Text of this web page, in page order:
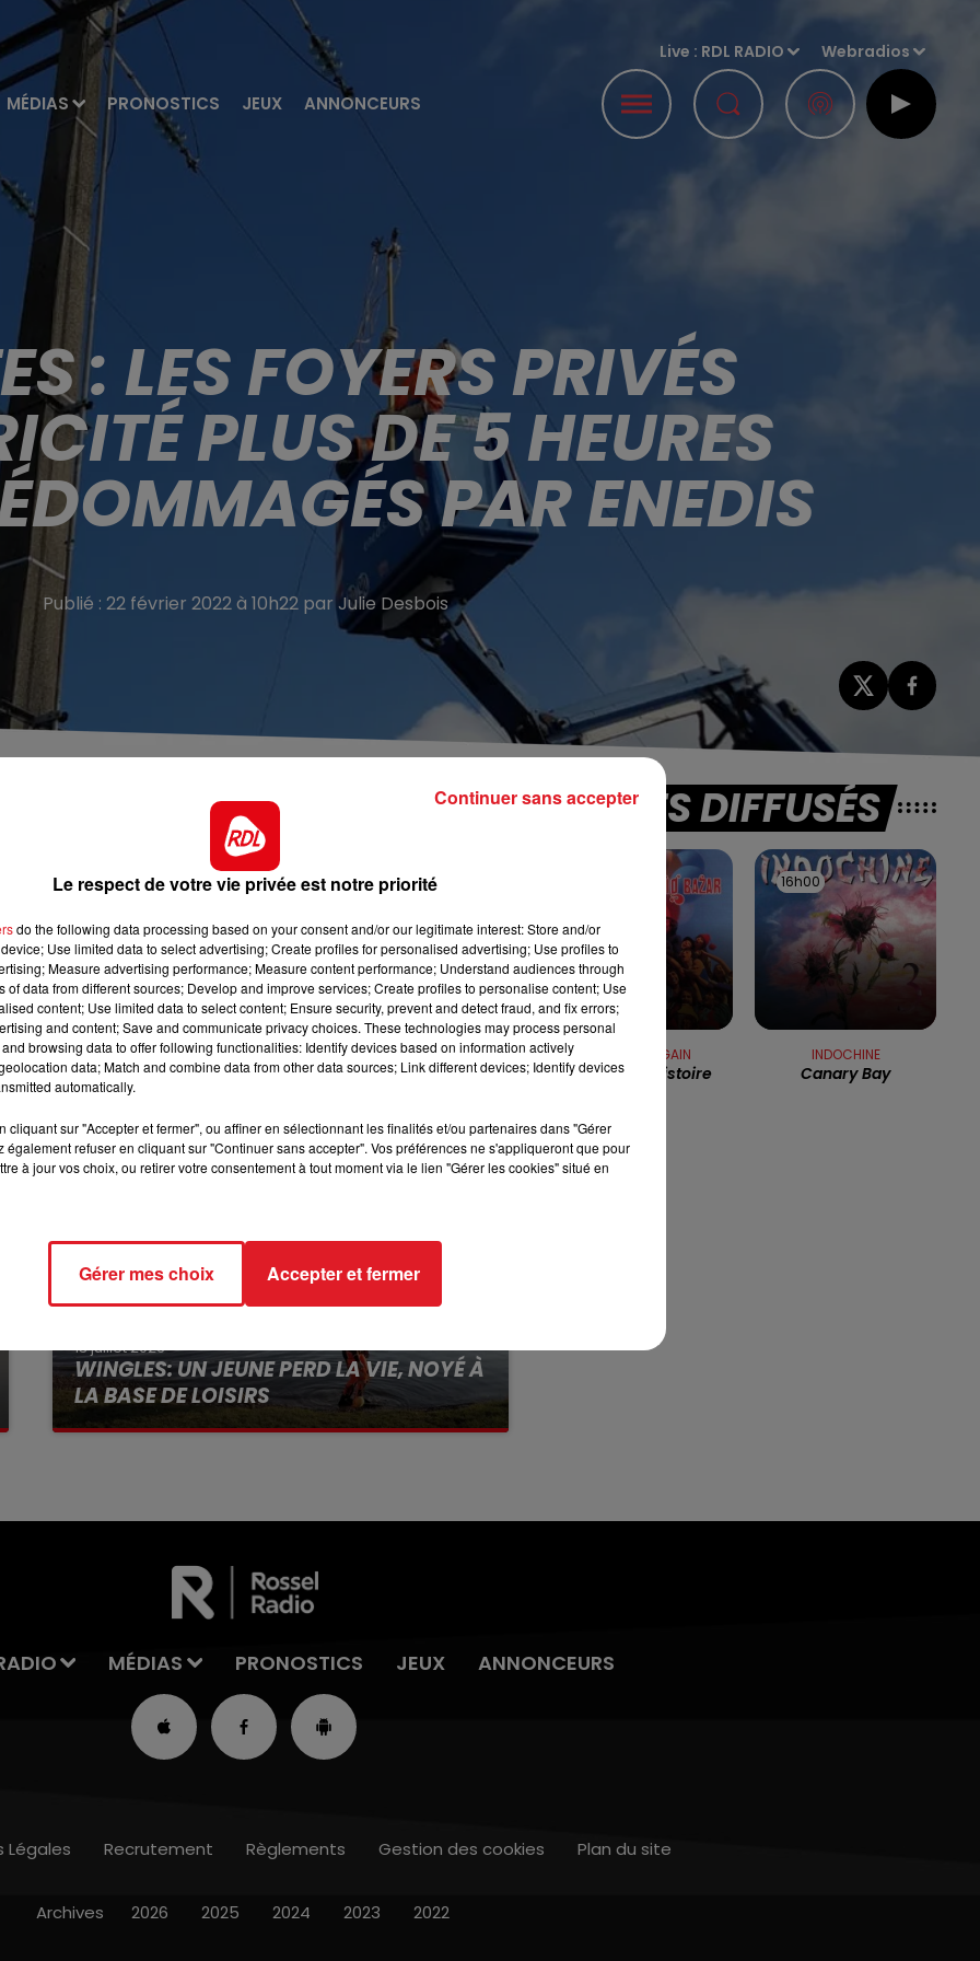
MÉDIAS PRONOSTICS JEUX ANNONCEURS
Live : RDL RADIO Webradios
10h00 - 12h00
RDL WEEKEND
7h00 - 10h00
RDL WEEK-END
: LES FOYERS PRIVÉS
PLUS DE 5 HEURES
PAR ENEDIS
Publié : 22 février 2022 à 10h22 par Julie Desbois
de courant dans les Hauts-de-France après le
être réalimentés ce lundi soir d’après Enedis. 16.000
170.000 habitations ont subi des coupures d’électricité
Eunice vendredi.
supérieure à 5h seront remboursés. Une somme
d’électricité qui la reportera sur une facture, a indiqué
13 juillet 2026
WINGLES: UN JEUNE PERD LA VIE, NOYÉ À
LA BASE DE LOISIRS
La victime a coulé à pic
TITRES DIFFUSÉS
MICHEL FUGAIN
Une Belle Histoire
16h00
16h00
INDOCHINE
Canary Bay
MÉDIAS PRONOSTICS JEUX ANNONCEURS
Légales Recrutement Règlements Gestion des cookies Plan du site
Archives 2026 2025 2024 2023 2022
Le respect de votre vie privée est notre priorité
do the following data processing based on your consent and/or our legitimate interest: Store and/or
Use limited data to select advertising; Create profiles for personalised advertising; Use profiles to
Measure advertising performance; Measure content performance; Understand audiences through
of data from different sources; Develop and improve services; Create profiles to personalise content; Use
content; Use limited data to select content; Ensure security, prevent and detect fraud, and fix errors;
and content; Save and communicate privacy choices. These technologies may process personal
browsing data to offer following functionalities: Identify devices based on information actively
data; Match and combine data from other data sources; Link different devices; Identify devices
automatically.
cliquant sur "Accepter et fermer", ou affiner en sélectionnant les finalités et/ou partenaires dans "Gérer
également refuser en cliquant sur "Continuer sans accepter". Vos préférences ne s'appliqueront que pour
à jour vos choix, ou retirer votre consentement à tout moment via le lien "Gérer les cookies" situé en
Gérer mes choix Accepter et fermer
Continuer sans accepter